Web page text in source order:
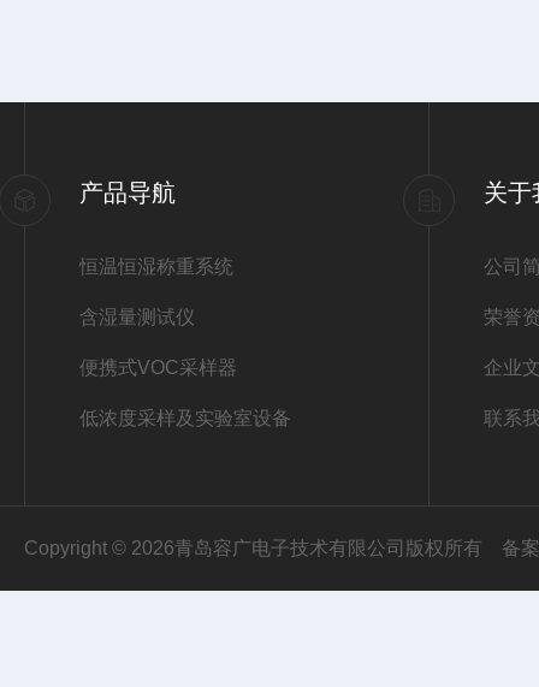
产品导航
恒温恒湿称重系统
含湿量测试仪
便携式VOC采样器
低浓度采样及实验室设备
关于
公司
荣誉
企业
联系
Copyright © 2026青岛容广电子技术有限公司版权所有 备